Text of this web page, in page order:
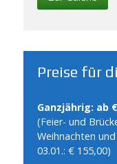
Preise für
Ganzjährig: ab
(Feier- und
Weihnachten
03.01.: € 155,00)